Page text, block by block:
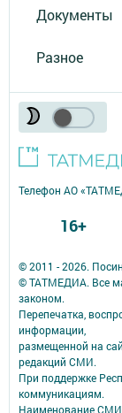
Документы
Разное
© 2011 - 2026.
© ТАТМЕДИА. Все
законом.
Перепечатка,
информации,
размещенной на
редакций СМИ.
При поддержке
коммуникациям.
Наименование
Телефон АО
16+